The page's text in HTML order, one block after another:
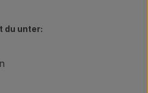
du unter: